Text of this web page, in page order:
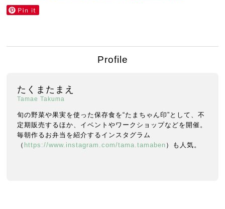
Profile
たくまたまえ
Tamae Takuma
旬の野菜や果実を使った保存食を“たまちゃん印”として、不
定期販売するほか、イベントやワークショップなどを開催。
毎朝作るお弁当を紹介するインスタグラム
（ https://www.instagram.com/tama.tamaben ）も人気。